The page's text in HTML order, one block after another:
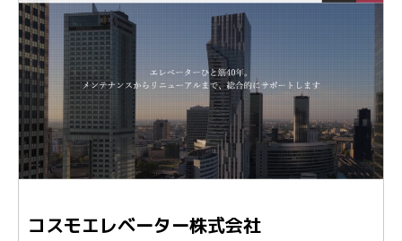
コスモエレベーター株式会社